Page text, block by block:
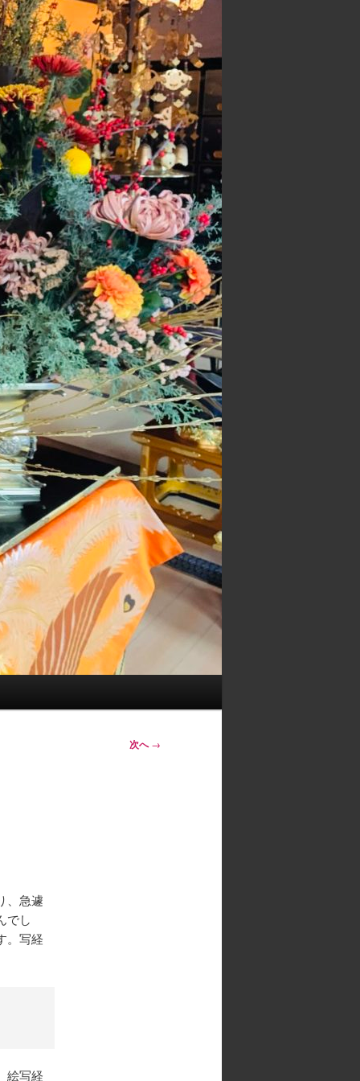
次へ→
、急遽
でし
。写経
絵写経